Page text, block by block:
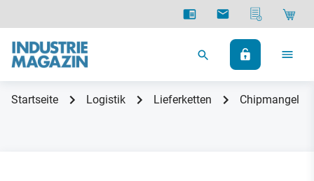
Startseite Logistik Lieferketten Chipmangel –